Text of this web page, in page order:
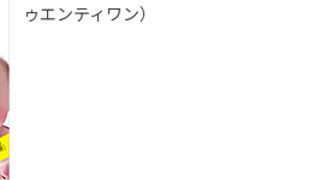
ゥエンティワン）